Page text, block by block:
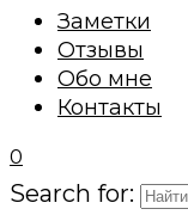
Заметки
Отзывы
Обо мне
Контакты
0
Search for: